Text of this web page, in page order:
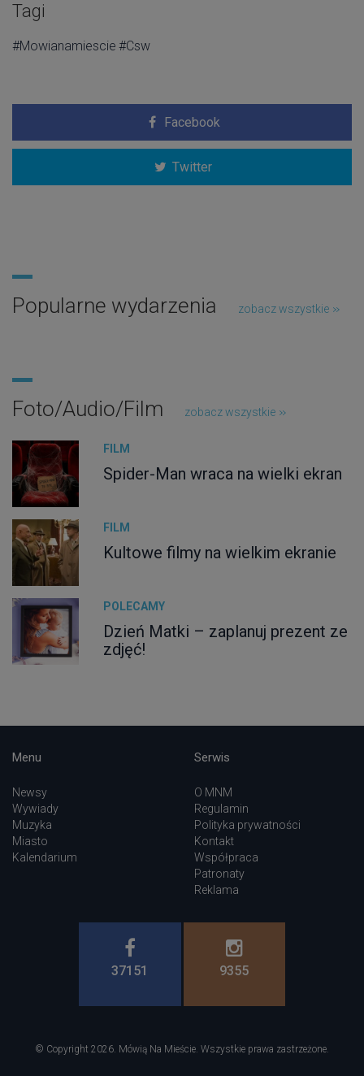
Tagi
#Mowianamiescie #Csw
Facebook
Twitter
Popularne wydarzenia zobacz wszystkie
Foto/Audio/Film zobacz wszystkie
FILM
Spider-Man wraca na wielki ekran
FILM
Kultowe filmy na wielkim ekranie
POLECAMY
Dzień Matki – zaplanuj prezent ze
zdjęć!
Menu
Newsy
Wywiady
Muzyka
Miasto
Kalendarium
Serwis
O MNM
Regulamin
Polityka prywatności
Kontakt
Współpraca
Patronaty
Reklama
37151 9355
© Copyright 2026. Mówią Na Mieście. Wszystkie prawa zastrzeżone.